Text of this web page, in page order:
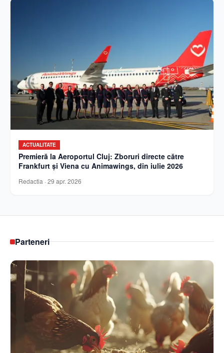
ACTUALITATE
Premieră la Aeroportul Cluj: Zboruri directe către
Frankfurt și Viena cu Animawings, din iulie 2026
Redactia · 29 apr. 2026
Parteneri